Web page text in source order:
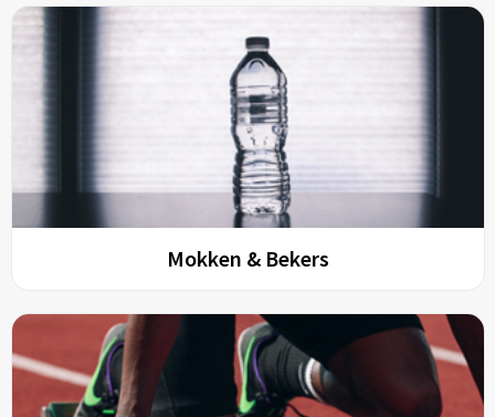
Mokken & Bekers